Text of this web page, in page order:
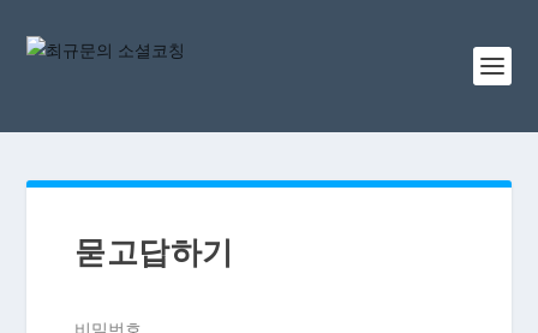
묻고답하기